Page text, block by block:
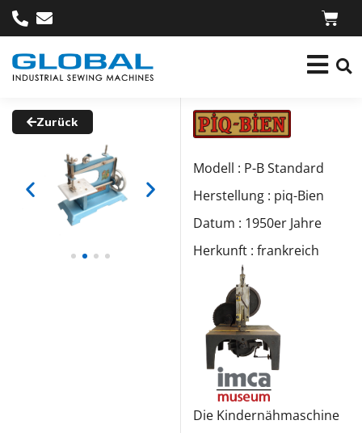
Zurück
Modell : P-B Standard
Herstellung : piq-Bien
Datum : 1950er Jahre
Herkunft : frankreich
Die Kindernähmaschine